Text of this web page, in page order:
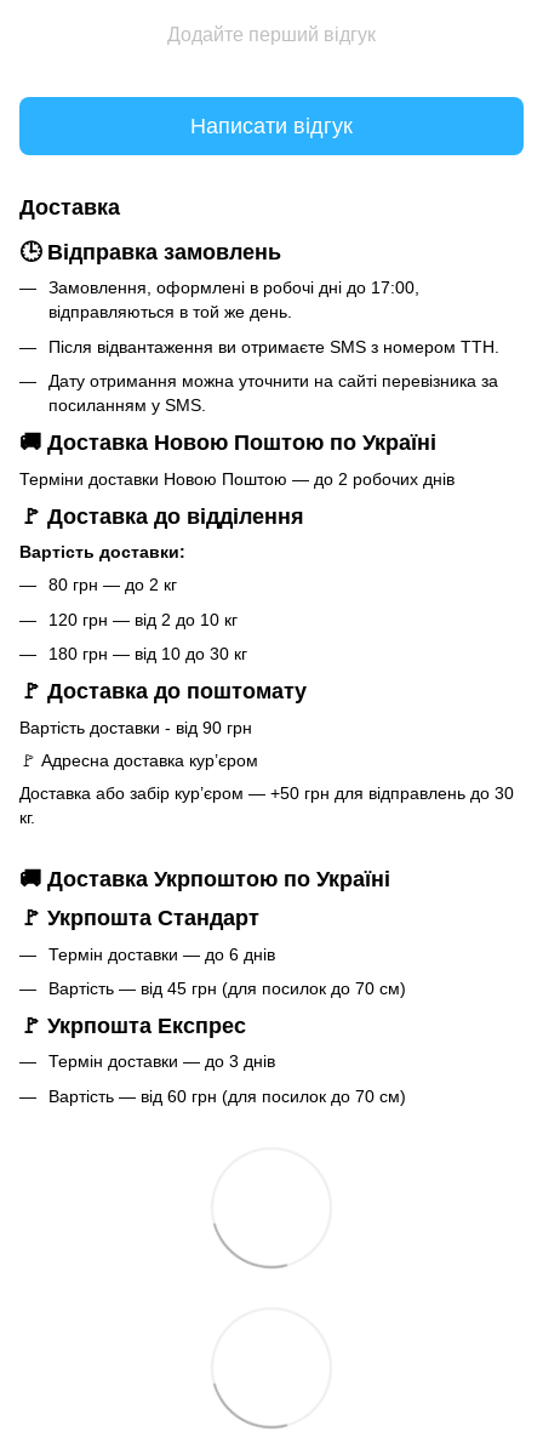
Додайте перший відгук
Написати відгук
Доставка
🕒 Відправка замовлень
Замовлення, оформлені в робочі дні до 17:00,
відправляються в той же день.
Після відвантаження ви отримаєте SMS з номером ТТН.
Дату отримання можна уточнити на сайті перевізника за
посиланням у SMS.
🚚 Доставка Новою Поштою по Україні
Терміни доставки Новою Поштою — до 2 робочих днів
🚩 Доставка до відділення
Вартість доставки:
80 грн — до 2 кг
120 грн — від 2 до 10 кг
180 грн — від 10 до 30 кг
🚩 Доставка до поштомату
Вартість доставки - від 90 грн
🚩 Адресна доставка кур’єром
Доставка або забір кур’єром — +50 грн для відправлень до 30
кг.
🚚 Доставка Укрпоштою по Україні
🚩 Укрпошта Стандарт
Термін доставки — до 6 днів
Вартість — від 45 грн (для посилок до 70 см)
🚩 Укрпошта Експрес
Термін доставки — до 3 днів
Вартість — від 60 грн (для посилок до 70 см)